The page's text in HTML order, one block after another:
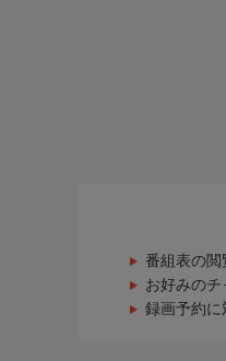
番組表の
お好みのチ
録画予約に